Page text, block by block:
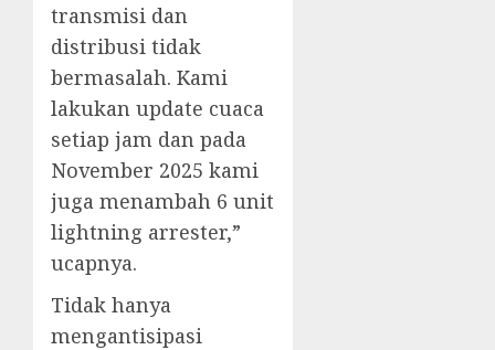
transmisi dan
distribusi tidak
bermasalah. Kami
lakukan update cuaca
setiap jam dan pada
November 2025 kami
juga menambah 6 unit
lightning arrester,”
ucapnya.
Tidak hanya
mengantisipasi